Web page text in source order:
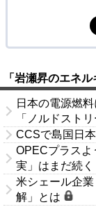
「岩瀬昇のエネ
日本の電源燃
「ノルドスト
CCSで島国日
OPECプラスよ
実」はまだ続く
米シェール企
解」とは